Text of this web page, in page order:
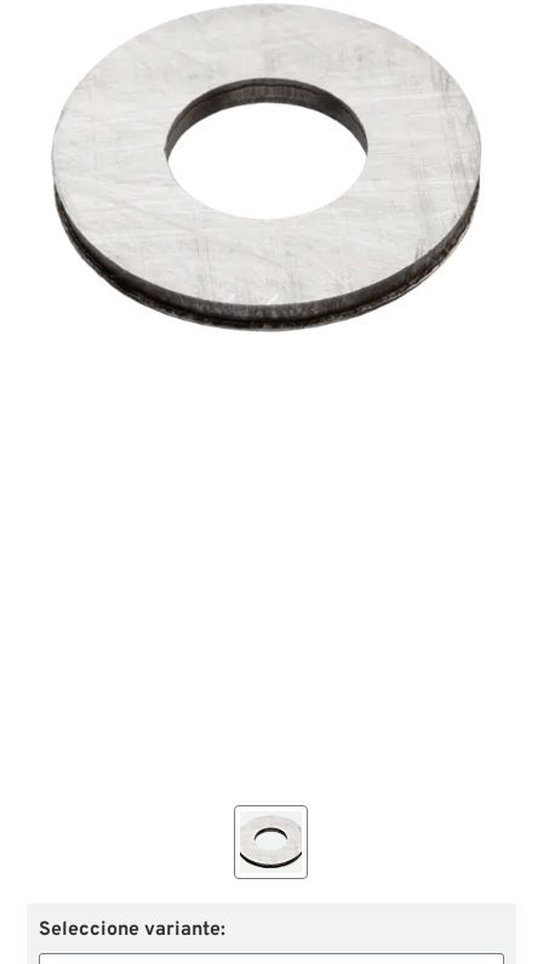
Seleccione variante: